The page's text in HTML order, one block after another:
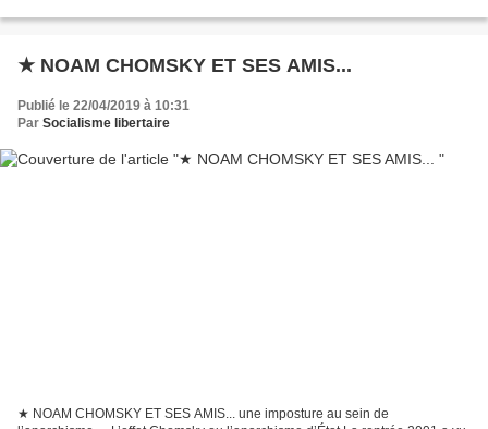
★ NOAM CHOMSKY ET SES AMIS...
Publié le 22/04/2019 à 10:31
Par Socialisme libertaire
★ NOAM CHOMSKY ET SES AMIS... une imposture au sein de